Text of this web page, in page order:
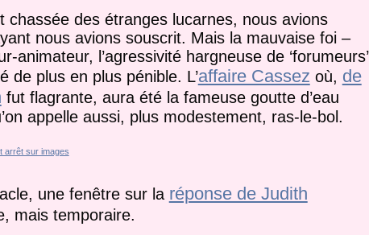
chassée des étranges lucarnes, nous avions
nous avions souscrit. Mais la mauvaise foi –
l’agressivité hargneuse de ‘forumeurs’
de plus en plus pénible. L’affaire Cassez où, de
fut flagrante, aura été la fameuse goutte d’eau
appelle aussi, plus modestement, ras-le-bol.
une fenêtre sur la réponse de Judith
mais temporaire.